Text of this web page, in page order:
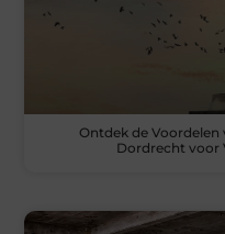
Ontdek de Voordelen
Dordrecht voor